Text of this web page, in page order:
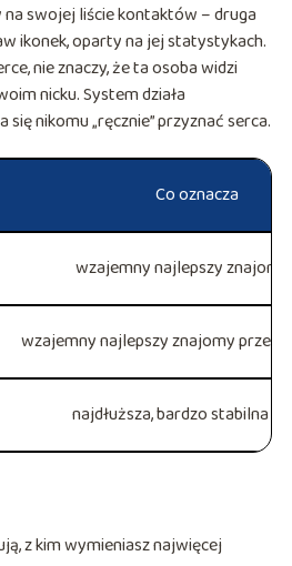
swojej liście kontaktów – druga
ikonek, oparty na jej statystykach.
nie znaczy, że ta osoba widzi
nicku. System działa
nikomu „ręcznie” przyznać serca.
Co oznacza
wzajemny najlepszy znajomy
wzajemny najlepszy znajomy przez
najdłuższa, bardzo stabilna
z kim wymieniasz najwięcej